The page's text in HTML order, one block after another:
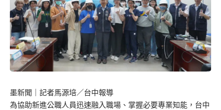
墨新聞 ｜記者馬源培／台中報導
為協助新進公職人員迅速融入職場、掌握必要專業知能，台中